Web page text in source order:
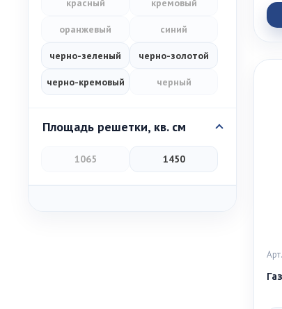
красный кремовый
оранжевый синий
черно-зеленый черно-золотой
черно-кремовый черный
Площадь решетки, кв. см
1065 1450